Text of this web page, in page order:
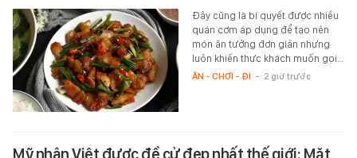
Đây cũng là bí quyết được nhiều
quán cơm áp dụng để tạo nên
món ăn tưởng đơn giản nhưng
luôn khiến thực khách muốn gọi…
ĂN - CHƠI - ĐI - 2 giờ trước
Mỹ nhân Việt được đề cử đẹp nhất thế giới: Mặt